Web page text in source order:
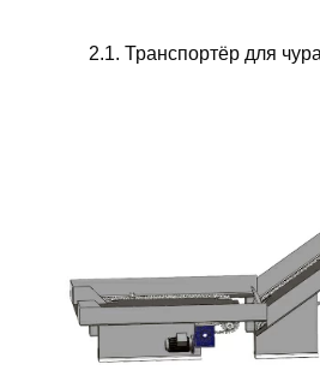
2.1. Транспортёр для